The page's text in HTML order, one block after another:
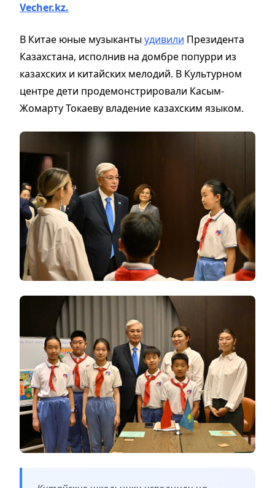
Vecher.kz.
В Китае юные музыкантыудивили Президента
Казахстана, исполнив на домбре попурри из
казахских и китайских мелодий. В Культурном
центре дети продемонстрировали Касым-
Жомарту Токаеву владение казахским языком.